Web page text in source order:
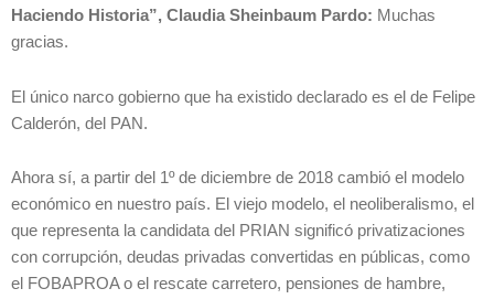
Haciendo Historia”, Claudia Sheinbaum Pardo: Muchas
gracias.
El único narco gobierno que ha existido declarado es el de Felipe
Calderón, del PAN.
Ahora sí, a partir del 1º de diciembre de 2018 cambió el modelo
económico en nuestro país. El viejo modelo, el neoliberalismo, el
que representa la candidata del PRIAN significó privatizaciones
con corrupción, deudas privadas convertidas en públicas, como
el FOBAPROA o el rescate carretero, pensiones de hambre,